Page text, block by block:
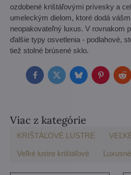
ozdobené krištáľovými prívesky a
umeleckým dielom, ktoré dodá
neopakovateľný luxus. V rovnakom
ďalšie typy osvetlenia - podlahové,
tiež stolné brúsené sklo.
FacebookTwitterBlueskyPinterest
Viac z kategórie
KRIŠTÁĽOVÉ LUSTRE
Veľké lustre krištáľové